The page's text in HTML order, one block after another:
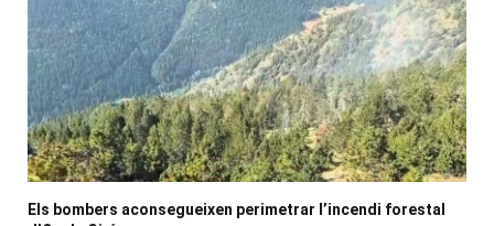
Els bombers aconsegueixen perimetrar l’incendi forestal